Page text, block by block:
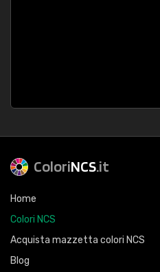
ColoriNCS.it
Home
Colori NCS
Acquista mazzetta colori NCS
Blog